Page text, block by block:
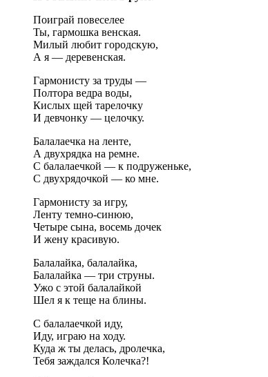
Поиграй повеселее
Ты, гармошка венская.
Милый любит городскую,
А я — деревенская.
Гармонисту за труды —
Полтора ведра воды,
Кислых щей тарелочку
И девчонку — целочку.
Балалаечка на ленте,
А двухрядка на ремне.
С балалаечкой — к подруженьке,
С двухрядочкой — ко мне.
Гармонисту за игру,
Ленту темно-синюю,
Четыре сына, восемь дочек
И жену красивую.
Балалайка, балалайка,
Балалайка — три струны.
Ужо с этой балалайкой
Шел я к теще на блины.
С балалаечкой иду,
Иду, играю на ходу.
Куда ж ты делась, дролечка,
Тебя заждался Колечка?!